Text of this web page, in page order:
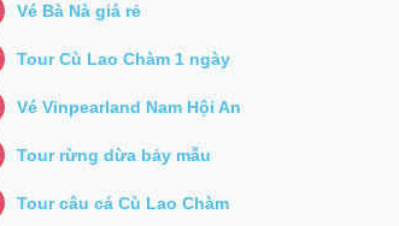
Vé Bà Nà giá rẻ
Tour Cù Lao Chàm 1 ngày
Vé Vinpearland Nam Hội An
Tour rừng dừa bảy mẫu
Tour câu cá Cù Lao Chàm